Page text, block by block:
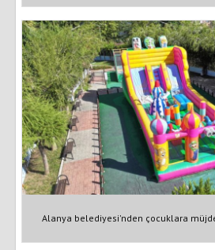
Alanya belediyesi'nden çocuklara